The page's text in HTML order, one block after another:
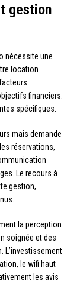
gestion
nécessite une
location
:
financiers.
spécifiques.
mais demande
réservations,
Le recours à
gestion,
la perception
soignée et des
L’investissement
le wifi haut
les avis